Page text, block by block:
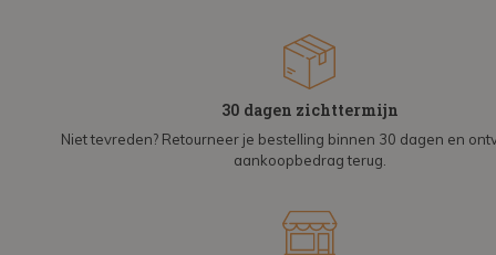
30 dagen zichttermijn
Niet tevreden? Retourneer je bestelling binnen 30 dagen en
aankoopbedrag terug.